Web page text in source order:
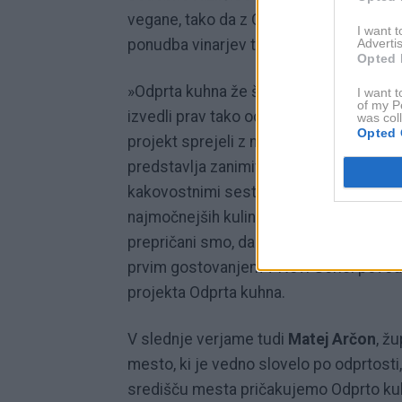
I want
Opted
I want
of my
was
Opted
vegane, tako da z Odprte kuhne res
ponudba vinarjev ter varilcev craft piva.
»Odprta kuhna že štiri sezone bogati
izvedli prav tako odlični sezoni v
projekt sprejeli z navdušenjem. Zdaj
predstavlja zanimiv izziv. Primorci so
kakovostnimi sestavinami iz morja in z
najmočnejših kulinaričnih sil na svetu.
prepričani smo, da bo ponudba Odprte
prvim gostovanjem v Novi Gorici
projekta Odprta kuhna.
V slednje verjame tudi Matej Arčon,
mesto, ki je vedno slovelo po
središču mesta pričakujemo Odprto